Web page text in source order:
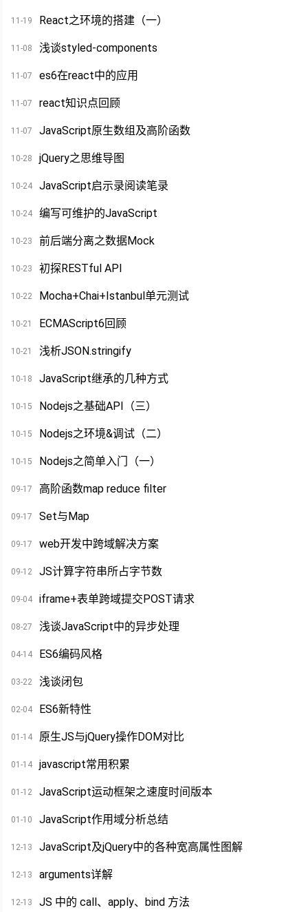
11-19 React之环境的搭建（一）
11-08 浅谈styled-components
11-07 es6在react中的应用
11-07 react知识点回顾
11-07 JavaScript原生数组及高阶函数
10-28 jQuery之思维导图
10-24 JavaScript启示录阅读笔录
10-24 编写可维护的JavaScript
10-23 前后端分离之数据Mock
10-23 初探RESTful API
10-22 Mocha+Chai+Istanbul单元测试
10-21 ECMAScript6回顾
10-21 浅析JSON.stringify
10-18 JavaScript继承的几种方式
10-15 Nodejs之基础API（三）
10-15 Nodejs之环境&调试（二）
10-15 Nodejs之简单入门（一）
09-17 高阶函数map reduce filter
09-17 Set与Map
09-17 web开发中跨域解决方案
09-12 JS计算字符串所占字节数
09-04 iframe+表单跨域提交POST请求
08-27 浅谈JavaScript中的异步处理
04-14 ES6编码风格
03-22 浅谈闭包
02-04 ES6新特性
01-14 原生JS与jQuery操作DOM对比
01-14 javascript常用积累
01-12 JavaScript运动框架之速度时间版本
01-10 JavaScript作用域分析总结
12-13 JavaScript及jQuery中的各种宽高属性图解
12-13 arguments详解
12-13 JS 中的 call、apply、bind 方法